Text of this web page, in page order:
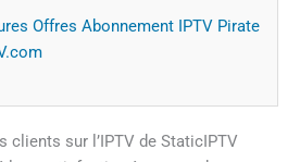
Offres Abonnement IPTV Pirate
clients sur l’IPTV de StaticIPTV